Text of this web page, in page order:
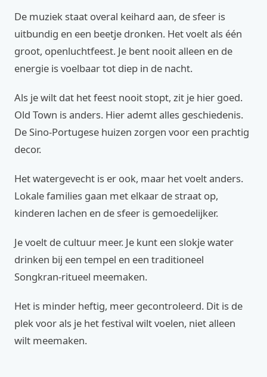
De muziek staat overal keihard aan, de sfeer is
uitbundig en een beetje dronken. Het voelt als één
groot, openluchtfeest. Je bent nooit alleen en de
energie is voelbaar tot diep in de nacht.
Als je wilt dat het feest nooit stopt, zit je hier goed.
Old Town is anders. Hier ademt alles geschiedenis.
De Sino-Portugese huizen zorgen voor een prachtig
decor.
Het watergevecht is er ook, maar het voelt anders.
Lokale families gaan met elkaar de straat op,
kinderen lachen en de sfeer is gemoedelijker.
Je voelt de cultuur meer. Je kunt een slokje water
drinken bij een tempel en een traditioneel
Songkran-ritueel meemaken.
Het is minder heftig, meer gecontroleerd. Dit is de
plek voor als je het festival wilt voelen, niet alleen
wilt meemaken.